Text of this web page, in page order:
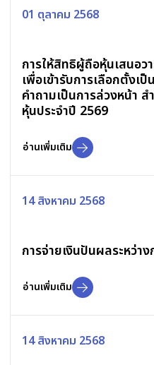
01 ตุลาคม 2568
การให้สิทธิผู้ถือหุ้นเสนอว
เพื่อเข้ารับการเลือกตั้งเ
คำถามเป็นการล่วงหน้า
หุ้นประจำปี 2569
อ่านเพิ่มเติม
14 สิงหาคม 2568
การจ่ายเงินปันผลระหว่า
อ่านเพิ่มเติม
14 สิงหาคม 2568